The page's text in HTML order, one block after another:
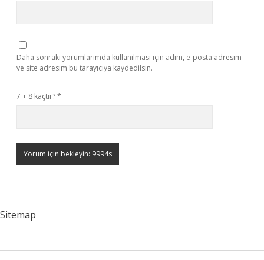
Daha sonraki yorumlarımda kullanılması için adım, e-posta adresim
ve site adresim bu tarayıcıya kaydedilsin.
7 + 8 kaçtır?*
Sitemap